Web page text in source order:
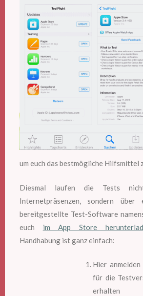
um euch das bestmögliche Hilfsmittel
Diesmal laufen die Tests
Internetpräsenzen, sondern
bereitgestellte Test-Software
euch im App Store
Handhabung ist ganz einfach:
Hier
für die
erhalten